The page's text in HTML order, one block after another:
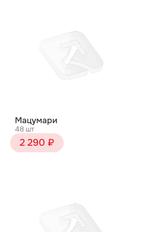
Мацумари
48 шт
2 290 ₽